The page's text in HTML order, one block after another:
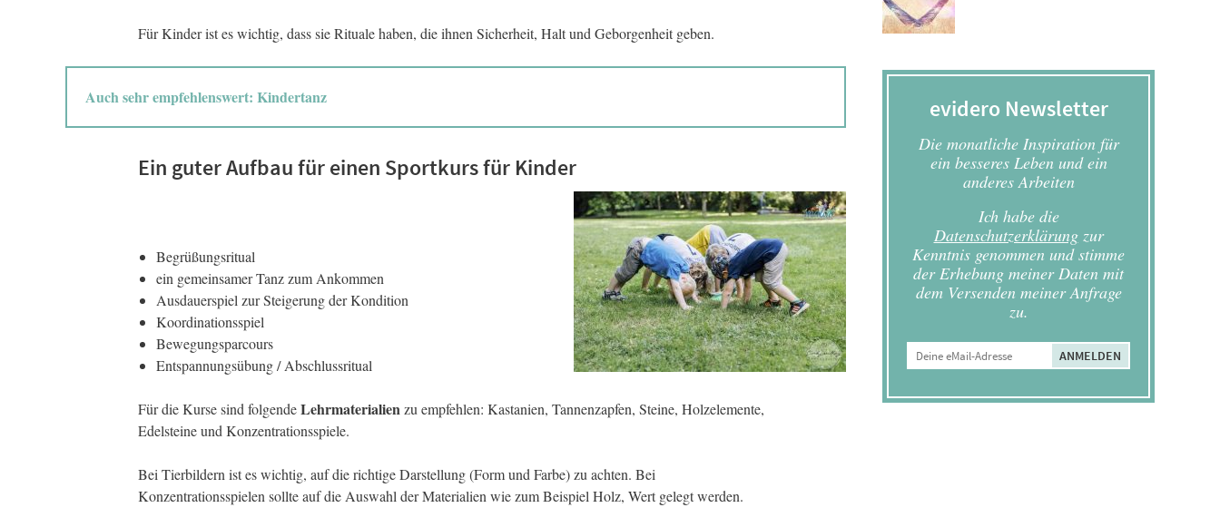
Für Kinder ist es wichtig, dass sie Rituale haben, die ihnen Sicherheit, Halt und Geborgenheit geben.
Auch sehr empfehlenswert: Kindertanz
Ein guter Aufbau für einen Sportkurs für Kinder
Begrüßungsritual
ein gemeinsamer Tanz zum Ankommen
Ausdauerspiel zur Steigerung der Kondition
Koordinationsspiel
Bewegungsparcours
Entspannungsübung / Abschlussritual
Für die Kurse sind folgendeLehrmaterialienzu empfehlen: Kastanien, Tannenzapfen, Steine, Holzelemente,
Edelsteine und Konzentrationsspiele.
Bei Tierbildern ist es wichtig, auf die richtige Darstellung (Form und Farbe) zu achten. Bei
Konzentrationsspielen sollte auf die Auswahl der Materialien wie zum Beispiel Holz, Wert gelegt werden.
evidero Newsletter
Die monatliche Inspiration für
ein besseres Leben und ein
anderes Arbeiten
Ich habe die
Datenschutzerklärungzur
Kenntnis genommen und stimme
der Erhebung meiner Daten mit
dem Versenden meiner Anfrage
zu.